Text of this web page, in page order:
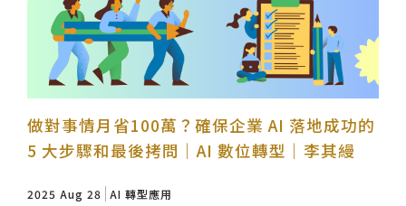
做對事情月省100萬？確保企業 AI 落地成功的
5 大步驟和最後拷問｜AI 數位轉型｜李其縵
2025 Aug 28 AI 轉型應用